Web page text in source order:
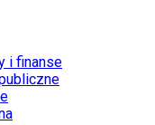
i finanse